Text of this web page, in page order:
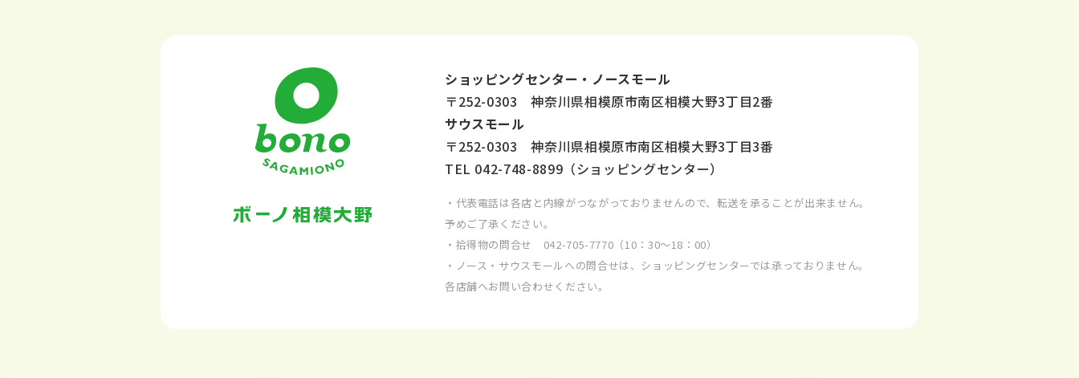
ショッピングセンター・ノースモール
〒252-0303 神奈川県相模原市南区相模大野3丁目2番
サウスモール
〒252-0303 神奈川県相模原市南区相模大野3丁目3番
TEL 042-748-8899 （ショッピングセンター）
・代表電話は各店と内線がつながっておりませんので、転送を承ることが出来ません。
予めご了承ください。
・拾得物の問合せ 042-705-7770 （10：30～18：00）
・ノース・サウスモールへの問合せは、ショッピングセンターでは承っておりません。
各店舗へお問い合わせください。